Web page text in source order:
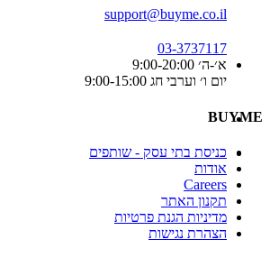
support@buyme.co.il
03-3737117
א׳-ה׳ 9:00-20:00
יום ו׳ וערבי חג 9:00-15:00
BUYME
כניסת בתי עסק - שותפים
אודות
Careers
תקנון האתר
מדיניות הגנת פרטיות
הצהרת נגישות